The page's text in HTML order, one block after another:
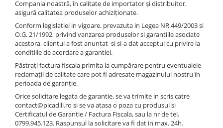
Compania noastră, în calitate de importator și distribuitor,
asigură calitatea produselor achiziționate.
Conform legislatiei in vigoare, prevazuta in Legea NR.449/2003 si
O.G. 21/1992, privind vanzarea produselor si garantiile asociate
acestora, clientul a fost anuntat si si-a dat acceptul cu privire la
conditiile de acordare a garantiei.
Păstrați factura fiscala primita la cumpărare pentru eventualele
reclamații de calitate care pot fi adresate magazinului nostru în
perioada de garanție.
Orice solicitare legata de garantie, se va trimite in scris catre
contact@picadili.ro si se va atasa o poza cu produsul si
Certificatul de Garantie / Factura Fiscala, sau la nr de tel.
0799.945.123. Raspunsul la solicitare va fi dat in max. 24h.